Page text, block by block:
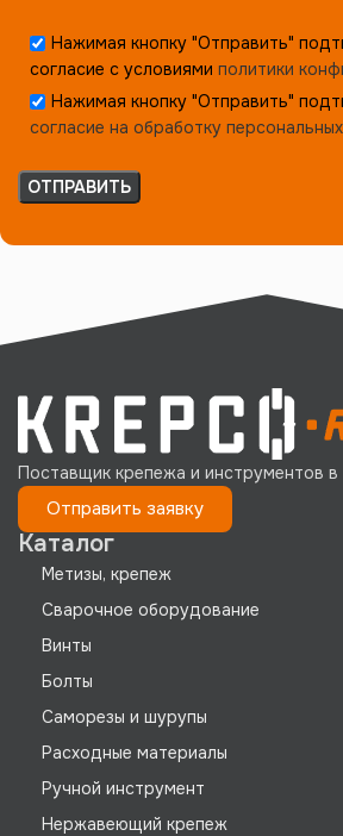
Нажимая кнопку "Отправить"
согласие с условиями политики
Нажимая кнопку "Отправить"
согласие на обработку
Поставщик крепежа и инструментов в
Отправить заявку
Каталог
Метизы, крепеж
Сварочное оборудование
Винты
Болты
Саморезы и шурупы
Расходные материалы
Ручной инструмент
Нержавеющий крепеж